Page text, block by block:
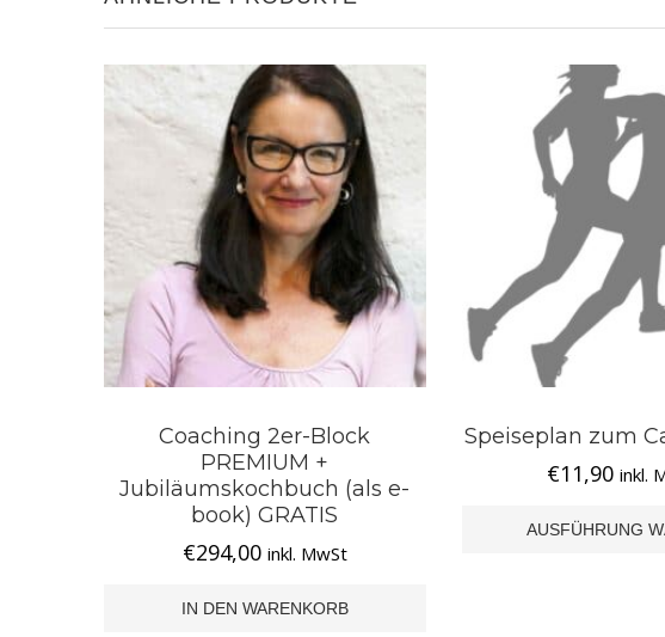
Coaching 2er-Block
PREMIUM +
Jubiläumskochbuch (als e-
book) GRATIS
€294,00 inkl. MwSt
IN DEN WARENKORB
Speiseplan zum
€11,90 inkl.
AUSFÜHRUNG